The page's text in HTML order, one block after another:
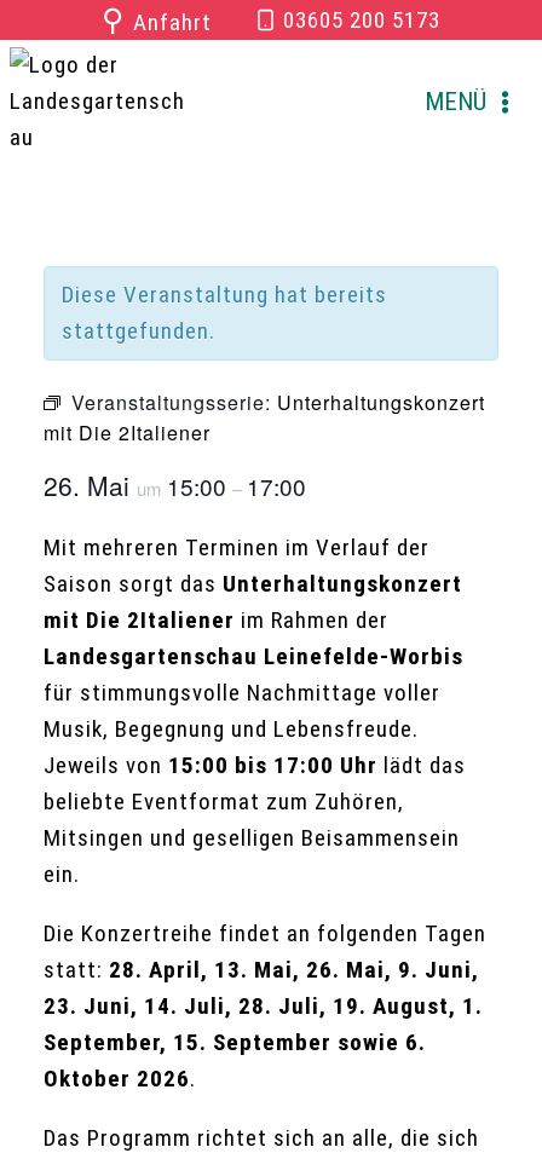
Inhalt
springen
⚲ Anfahrt 03605 200 5173
MENÜ
Diese Veranstaltung hat bereits
stattgefunden.
Veranstaltungsserie: Unterhaltungskonzert
mit Die 2Italiener
26. Mai um 15:00 – 17:00
Mit mehreren Terminen im Verlauf der
Saison sorgt das Unterhaltungskonzert
mit Die 2Italiener im Rahmen der
Landesgartenschau Leinefelde-Worbis
für stimmungsvolle Nachmittage voller
Musik, Begegnung und Lebensfreude.
Jeweils von 15:00 bis 17:00 Uhr lädt das
beliebte Eventformat zum Zuhören,
Mitsingen und geselligen Beisammensein
ein.
Die Konzertreihe findet an folgenden Tagen
statt: 28. April, 13. Mai, 26. Mai, 9. Juni,
23. Juni, 14. Juli, 28. Juli, 19. August, 1.
September, 15. September sowie 6.
Oktober 2026.
Das Programm richtet sich an alle, die sich